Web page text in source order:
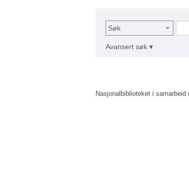
Søk
Avansert søk ▾
Nasjonalbiblioteket i samarbeid